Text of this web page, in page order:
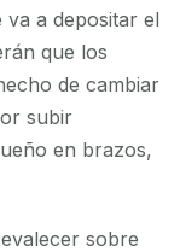
va a depositar el
que los
de cambiar
subir
en brazos,
sobre